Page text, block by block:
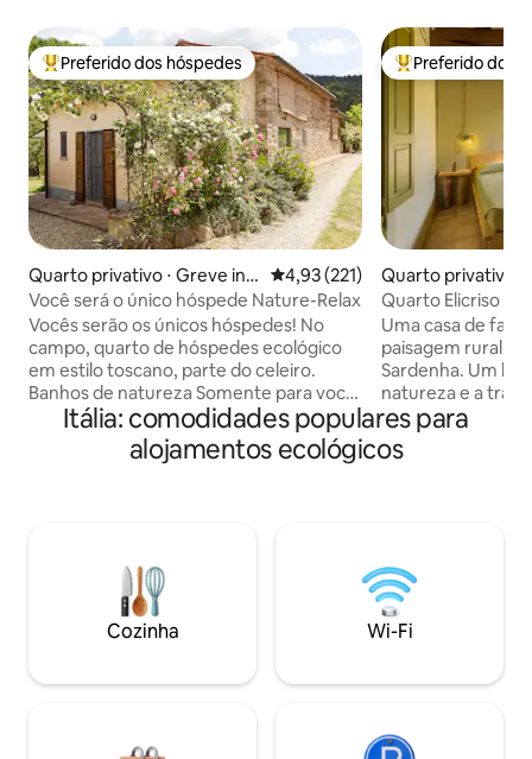
Entre os melhores preferidos dos hóspedes
Preferido dos hóspedes
Quarto privativo ⋅ Greve in
Chianti
4,93 de uma avaliação média de
4,93 (221)
Você será o único hóspede Nature-Relax
Vocês serão os únicos hóspedes! No
campo, quarto de hóspedes ecológico
em estilo toscano, parte do celeiro.
Banhos de natureza Somente para você:
Quarto aconchegante com Wi-Fi,
banheiro privativo com chuveiro, telas
de mosquitos nas janelas e porta,
xiatsu ou massagens,jantar,
culinária/aulas de italiano Impostos
Café da manhã não disponível de 4 a 12
Entre os
Preferido dos
Quarto privativo ⋅
Quarto Elicriso |
Uma casa de
paisagem rural
Sardenha. Um
natureza e a
em harmonia,
Três quartos
privativo. Um
meio ambiente.
de vinhos naturais. Lananai
localizado no
sudeste da
Itália: comodidades populares para
alojamentos ecológicos
Cozinha Wi-Fi